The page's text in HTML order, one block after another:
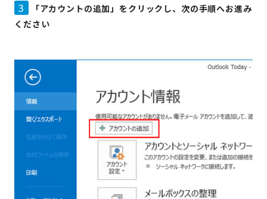
3
「アカウントの追加」をクリックし、次の手順へお進み
ください